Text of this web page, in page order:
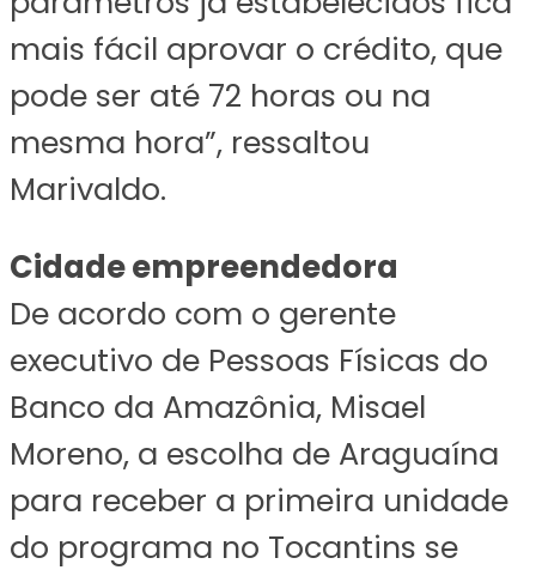
mais fácil aprovar o crédito, que
pode ser até 72 horas ou na
mesma hora”, ressaltou
Marivaldo.
Cidade empreendedora
De acordo com o gerente
executivo de Pessoas Físicas do
Banco da Amazônia, Misael
Moreno, a escolha de Araguaína
para receber a primeira unidade
do programa no Tocantins se